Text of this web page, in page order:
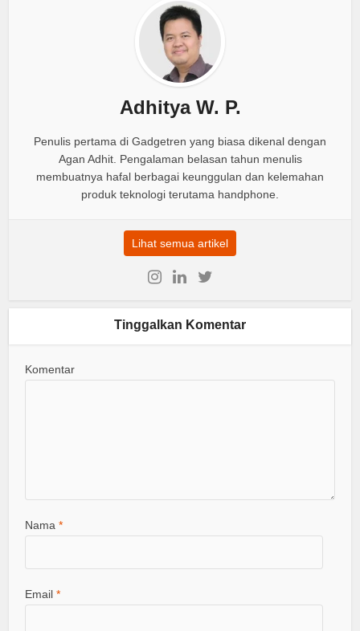
Adhitya W. P.
Penulis pertama di Gadgetren yang biasa dikenal dengan
Agan Adhit. Pengalaman belasan tahun menulis
membuatnya hafal berbagai keunggulan dan kelemahan
produk teknologi terutama handphone.
Lihat semua artikel
Tinggalkan Komentar
Komentar
Nama*
Email*